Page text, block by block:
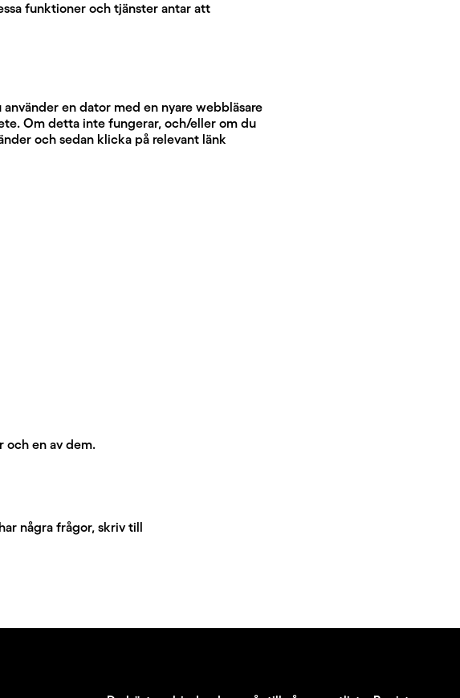
funktioner och tjänster antar att
en dator med en nyare webbläsare
Om detta inte fungerar, och/eller om du
och sedan klicka på relevant länk
och en av dem.
några frågor, skriv till